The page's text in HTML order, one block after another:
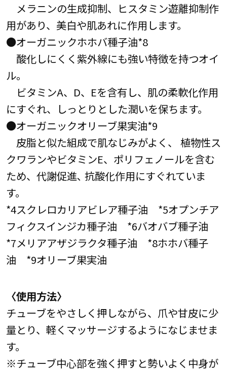
メラニンの生成抑制、ヒスタミン遊離抑制作
用があり、美白や肌あれに作用します。
●オーガニックホホバ種子油*8
酸化しにくく紫外線にも強い特徴を持つオイ
ル。
ビタミンA、D、Eを含有し、肌の柔軟化作用
にすぐれ、しっとりとした潤いを保ちます。
●オーガニックオリーブ果実油*9
皮脂と似た組成で肌なじみがよく、 植物性ス
クワランやビタミンE、ポリフェノールを含む
ため、代謝促進､ 抗酸化作用にすぐれていま
す。
*4スクレロカリアビレア種子油 *5オプンチア
フィクスインジカ種子油 *6バオバブ種子油
*7メリアアザジラクタ種子油 *8ホホバ種子
油 *9オリーブ果実油
〈使用方法〉
チューブをやさしく押しながら、爪や甘皮に少
量とり、軽くマッサージするようになじませま
す。
※チューブ中心部を強く押すと勢いよく中身が